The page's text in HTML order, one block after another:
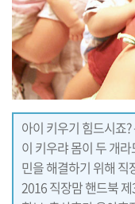
아이 키우기 힘드시죠
이 키우랴 몸이 두 개
민을 해결하기 위해 직
2016 직장맘 핸드북